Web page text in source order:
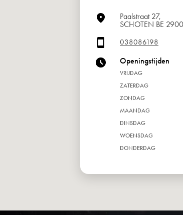
Paalstraat 27,
SCHOTEN BE 2900
038086198
Openingstijden
VRIJDAG
ZATERDAG
ZONDAG
MAANDAG
DINSDAG
WOENSDAG
DONDERDAG